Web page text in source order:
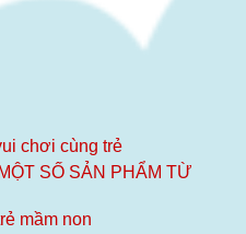
chơi cùng trẻ
SỐ SẢN PHẨM TỪ
mầm non